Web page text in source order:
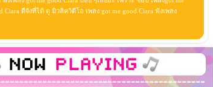
ดีจังที่ได้ ดู มิวสิควิดีโอ เพลง got me good Ciara ฟังเพลง